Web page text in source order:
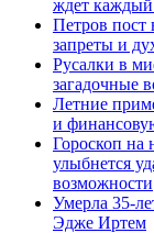
ждет каждый
Петров пост
запреты и
Русалки в
загадочные
Летние
и
Гороскоп на
улыбнется
возможности
Умерла 35-
Эдже Иртем